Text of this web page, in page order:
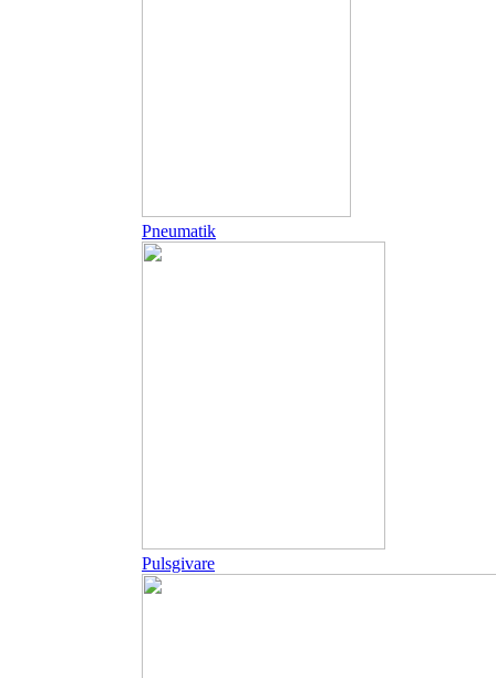
Pneumatik
Pulsgivare